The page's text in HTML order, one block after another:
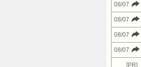
08/07
08/07
08/07
08/07
[PR]